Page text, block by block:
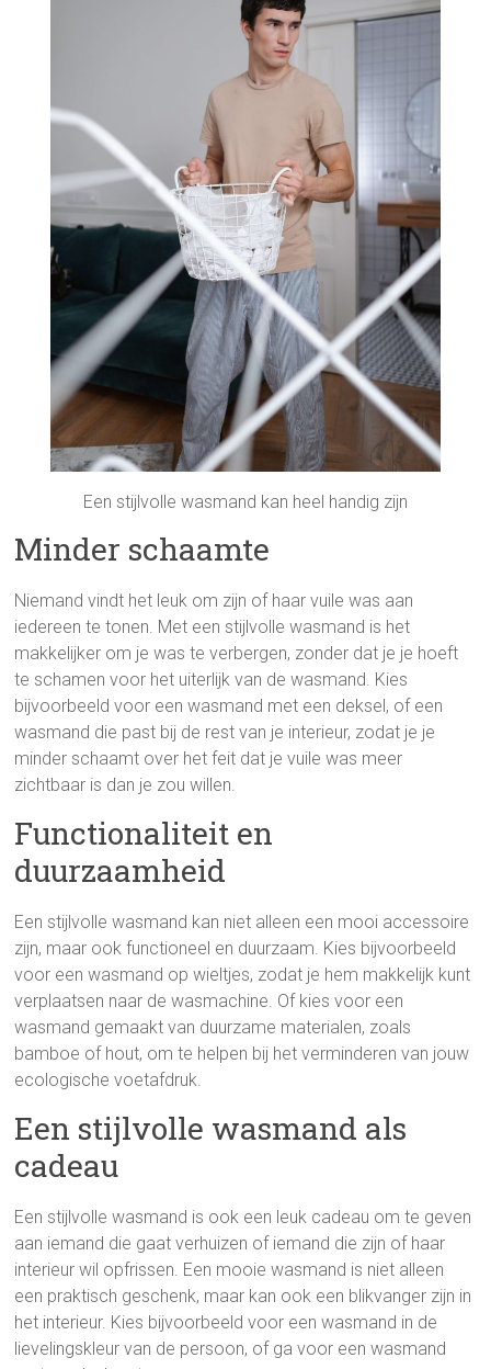
Een stijlvolle wasmand kan heel handig zijn
Minder schaamte
Niemand vindt het leuk om zijn of haar vuile was aan
iedereen te tonen. Met een stijlvolle wasmand is het
makkelijker om je was te verbergen, zonder dat je je hoeft
te schamen voor het uiterlijk van de wasmand. Kies
bijvoorbeeld voor een wasmand met een deksel, of een
wasmand die past bij de rest van je interieur, zodat je je
minder schaamt over het feit dat je vuile was meer
zichtbaar is dan je zou willen.
Functionaliteit en
duurzaamheid
Een stijlvolle wasmand kan niet alleen een mooi accessoire
zijn, maar ook functioneel en duurzaam. Kies bijvoorbeeld
voor een wasmand op wieltjes, zodat je hem makkelijk kunt
verplaatsen naar de wasmachine. Of kies voor een
wasmand gemaakt van duurzame materialen, zoals
bamboe of hout, om te helpen bij het verminderen van jouw
ecologische voetafdruk.
Een stijlvolle wasmand als
cadeau
Een stijlvolle wasmand is ook een leuk cadeau om te geven
aan iemand die gaat verhuizen of iemand die zijn of haar
interieur wil opfrissen. Een mooie wasmand is niet alleen
een praktisch geschenk, maar kan ook een blikvanger zijn in
het interieur. Kies bijvoorbeeld voor een wasmand in de
lievelingskleur van de persoon, of ga voor een wasmand